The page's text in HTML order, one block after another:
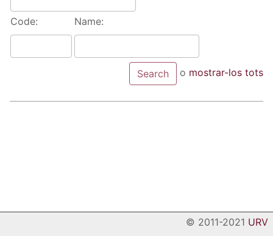
Code: Name:
o mostrar-los tots
© 2011-2021 URV